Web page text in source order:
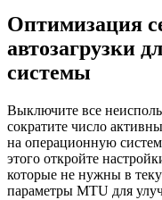
Оптимизация
автозагрузки
системы
Выключите все
сократите число
на операционную
этого откройте
которые не нужны в
параметры MTU для